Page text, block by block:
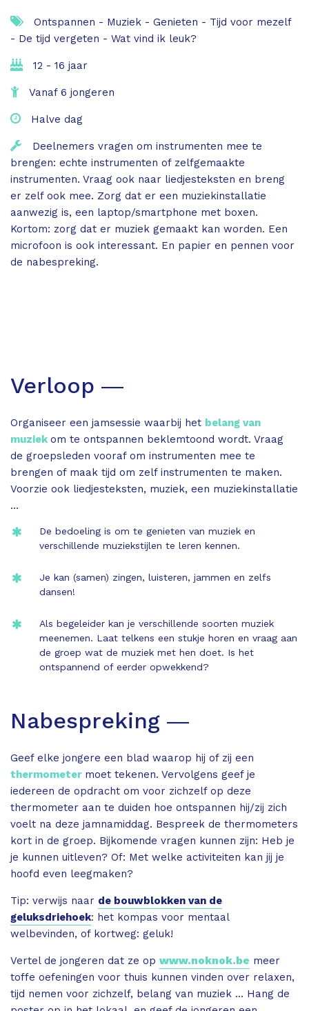
Ontspannen - Muziek - Genieten - Tijd voor mezelf
- De tijd vergeten - Wat vind ik leuk?
12 - 16 jaar
Vanaf 6 jongeren
Halve dag
Deelnemers vragen om instrumenten mee te
brengen: echte instrumenten of zelfgemaakte
instrumenten. Vraag ook naar liedjesteksten en breng
er zelf ook mee. Zorg dat er een muziekinstallatie
aanwezig is, een laptop/smartphone met boxen.
Kortom: zorg dat er muziek gemaakt kan worden. Een
microfoon is ook interessant. En papier en pennen voor
de nabespreking.
Verloop ―
Organiseer een jamsessie waarbij het belang van
muziek om te ontspannen beklemtoond wordt. Vraag
de groepsleden vooraf om instrumenten mee te
brengen of maak tijd om zelf instrumenten te maken.
Voorzie ook liedjesteksten, muziek, een muziekinstallatie
…
De bedoeling is om te genieten van muziek en
verschillende muziekstijlen te leren kennen.
Je kan (samen) zingen, luisteren, jammen en zelfs
dansen!
Als begeleider kan je verschillende soorten muziek
meenemen. Laat telkens een stukje horen en vraag aan
de groep wat de muziek met hen doet. Is het
ontspannend of eerder opwekkend?
Nabespreking ―
Geef elke jongere een blad waarop hij of zij een
thermometer moet tekenen. Vervolgens geef je
iedereen de opdracht om voor zichzelf op deze
thermometer aan te duiden hoe ontspannen hij/zij zich
voelt na deze jamnamiddag. Bespreek de thermometers
kort in de groep. Bijkomende vragen kunnen zijn: Heb je
je kunnen uitleven? Of: Met welke activiteiten kan jij je
hoofd even leegmaken?
Tip: verwijs naar de bouwblokken van de
geluksdriehoek: het kompas voor mentaal
welbevinden, of kortweg: geluk!
Vertel de jongeren dat ze op www.noknok.be meer
toffe oefeningen voor thuis kunnen vinden over relaxen,
tijd nemen voor zichzelf, belang van muziek … Hang de